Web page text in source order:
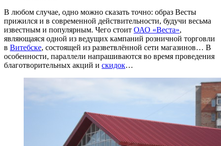
В любом случае, одно можно сказать точно: образ Весты
прижился и в современной действительности, будучи весьма
известным и популярным. Чего стоит ОАО «Веста»,
являющаяся одной из ведущих кампаний розничной торговли
в Витебске, состоящей из разветвлённой сети магазинов… В
особенности, параллели напрашиваются во время проведения
благотворительных акций и скидок…